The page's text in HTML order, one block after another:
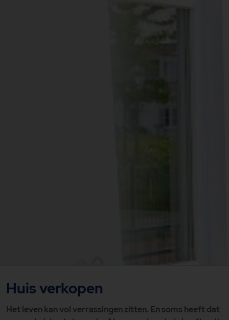
Huis verkopen
Het leven kan vol verrassingen zitten. En soms heeft dat